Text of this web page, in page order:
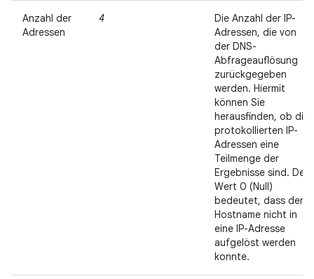
Anzahl der
Adressen
4
Die Anzahl der IP-
Adressen, die von
der DNS-
Abfrageauflösung
zurückgegeben
werden. Hiermit
können Sie
herausfinden, ob die
protokollierten IP-
Adressen eine
Teilmenge der
Ergebnisse sind. Der
Wert 0 (Null)
bedeutet, dass der
Hostname nicht in
eine IP-Adresse
aufgelöst werden
konnte.